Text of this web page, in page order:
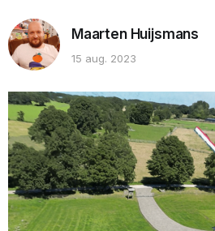
Maarten Huijsmans
15 aug. 2023